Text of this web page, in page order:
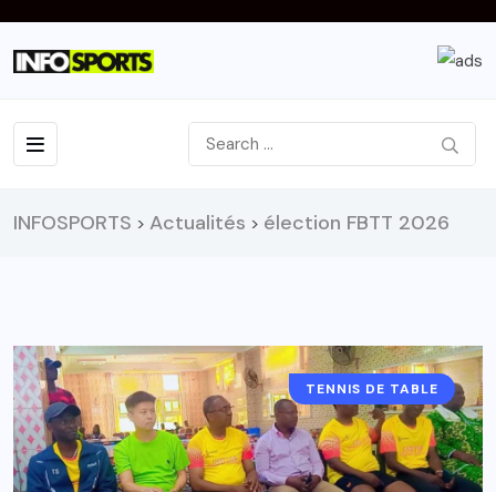
INFOSPORTS > Actualités > élection FBTT 2026
TENNIS DE TABLE